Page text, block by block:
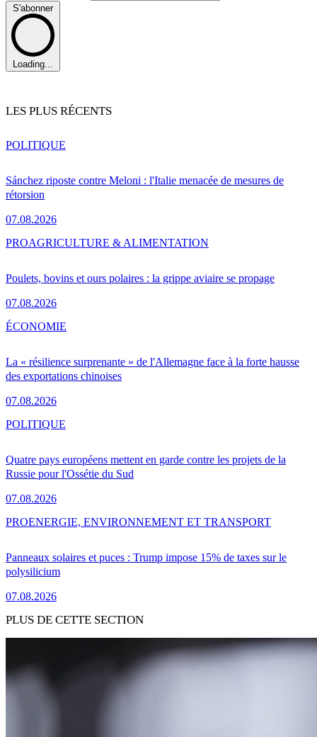
S'abonner
Loading...
LES PLUS RÉCENTS
Sánchez riposte contre Meloni : l'Italie menacée de mesures de
rétorsion
07.08.2026
POLITIQUE
Poulets, bovins et ours polaires : la grippe aviaire se propage
07.08.2026
PROAGRICULTURE & ALIMENTATION
La « résilience surprenante » de l'Allemagne face à la forte hausse
des exportations chinoises
07.08.2026
ÉCONOMIE
Quatre pays européens mettent en garde contre les projets de la
Russie pour l'Ossétie du Sud
07.08.2026
POLITIQUE
Panneaux solaires et puces : Trump impose 15% de taxes sur le
polysilicium
07.08.2026
PROENERGIE, ENVIRONNEMENT ET TRANSPORT
PLUS DE CETTE SECTION